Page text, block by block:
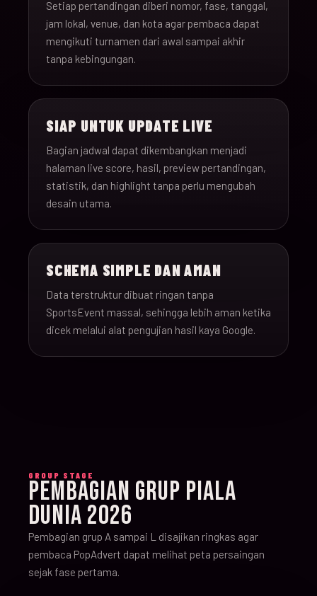
Setiap pertandingan diberi nomor, fase, tanggal,
jam lokal, venue, dan kota agar pembaca dapat
mengikuti turnamen dari awal sampai akhir
tanpa kebingungan.
SIAP UNTUK UPDATE LIVE
Bagian jadwal dapat dikembangkan menjadi
halaman live score, hasil, preview pertandingan,
statistik, dan highlight tanpa perlu mengubah
desain utama.
SCHEMA SIMPLE DAN AMAN
Data terstruktur dibuat ringan tanpa
SportsEvent massal, sehingga lebih aman ketika
dicek melalui alat pengujian hasil kaya Google.
GROUP STAGE
PEMBAGIAN GRUP PIALA
DUNIA 2026
Pembagian grup A sampai L disajikan ringkas agar
pembaca PopAdvert dapat melihat peta persaingan
sejak fase pertama.